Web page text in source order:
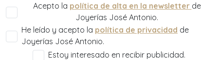
Acepto la política de alta en la newsletter de
Joyerías José Antonio.
He leído y acepto la política de privacidad de
Joyerías José Antonio.
Estoy interesado en recibir publicidad.